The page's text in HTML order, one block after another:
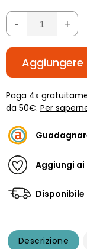
- +
Aggiungere
Paga 4x
da 50€. Per
Aggiungi
Disponibile
Descrizione